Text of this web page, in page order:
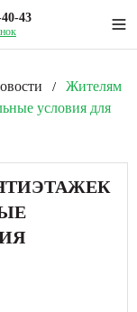
43
/
Жителям
условия для